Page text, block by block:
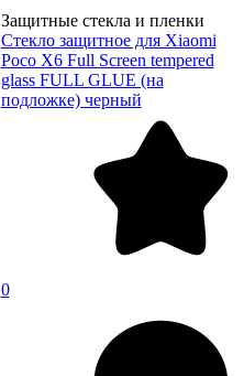
Защитные стекла и пленки
Стекло защитное для Xiaomi
Poco X6 Full Screen tempered
glass FULL GLUE (на
подложке) черный
0